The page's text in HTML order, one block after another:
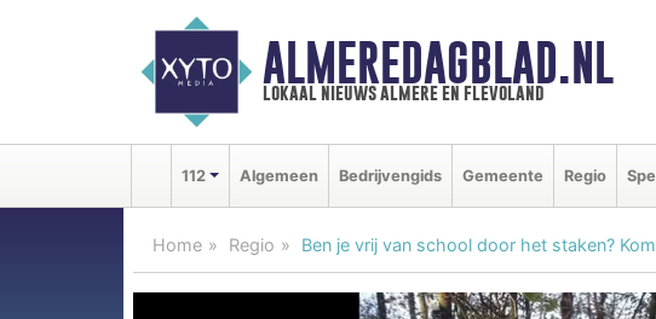
ALMEREDAGBLAD.NL
lokaal nieuws almere en flevoland
112 Algemeen Bedrijvengids Gemeente Regio
Home Regio Ben je vrij van school door het staken?